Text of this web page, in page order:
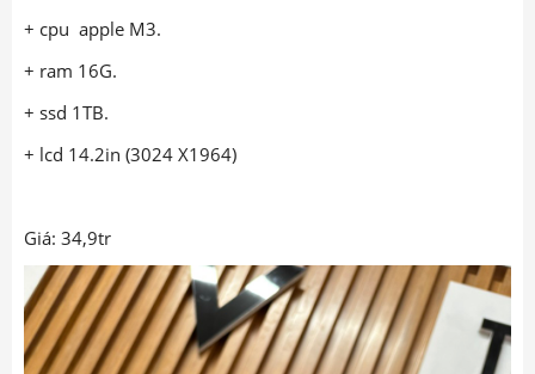
+ cpu apple M3.
+ ram 16G.
+ ssd 1TB.
+ lcd 14.2in (3024 X1964)
Giá: 34,9tr